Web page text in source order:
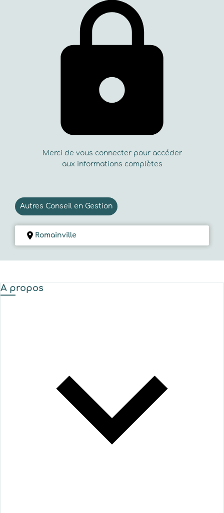
Merci de vous connecter pour accéder
aux informations complètes
Autres Conseil en Gestion
Romainville
A propos